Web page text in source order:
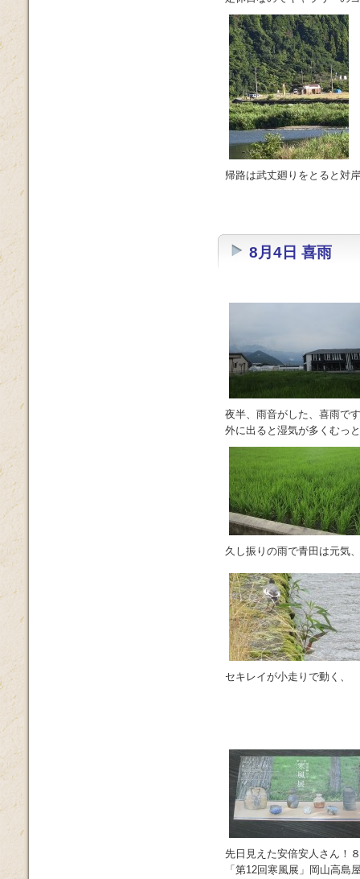
帰路は武丈廻りをとると対
8月4日 喜雨
夜半、雨音がした、喜雨で
外に出ると湿気が多くむっ
久し振りの雨で青田は元気、
セキレイが小走りで動く、
先日見えた安倍安人さん！
「第12回寒風展」岡山高島